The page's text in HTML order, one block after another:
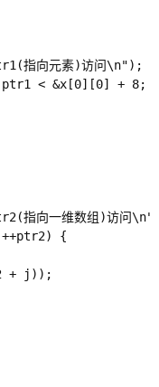
指向元素)访问\n");
< &x[0][0] + 8;
指向一维数组)访问
{
+ j));